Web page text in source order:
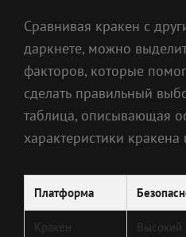
Сравнивая кракен с
даркнете, можно
факторов, которые
сделать правильный
таблица, описывающая
характеристики кракена
Платформа
Кракен Высокий